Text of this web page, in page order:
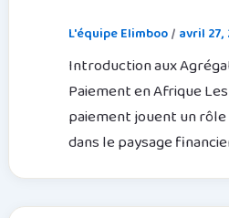
L'équipe Elimboo/ avril 27,
Introduction aux
Paiement en Afrique
paiement jouent un
dans le paysage